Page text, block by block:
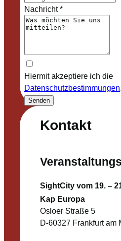
Kontakt
SightCity vom 19. –
Kap Europa
Osloer Straße 5
D-60327 Frankfurt am
Nachricht*
Hiermit akzeptiere ich die
Datenschutzbestimmungen.
Senden